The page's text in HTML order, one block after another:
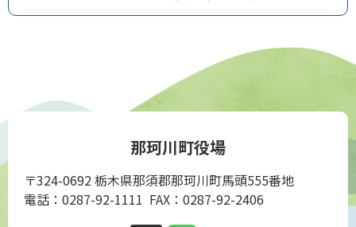
那珂川町役場
〒324-0692 栃木県那須郡那珂川町馬頭555番地
電話：0287-92-1111 FAX：0287-92-2406